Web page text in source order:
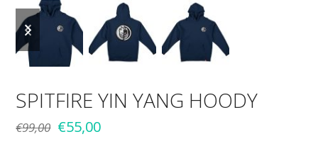
previous
slide
next
slide
SPITFIRE YIN YANG HOODY
€99,00 Oorspronkelijke
€55,00Huidige